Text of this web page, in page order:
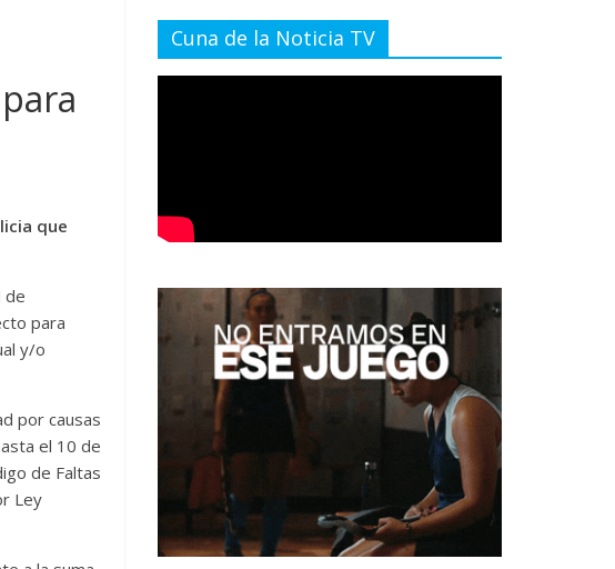
que
de
para
y/o
por causas
el 10 de
de Faltas
Ley
Cuna de la Noticia TV